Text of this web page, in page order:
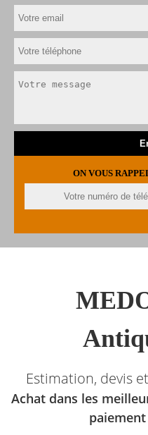
ON VOUS
Estimation, devis
Achat dans les